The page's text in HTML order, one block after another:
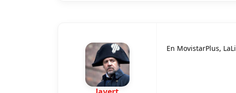
En MovistarPlus,